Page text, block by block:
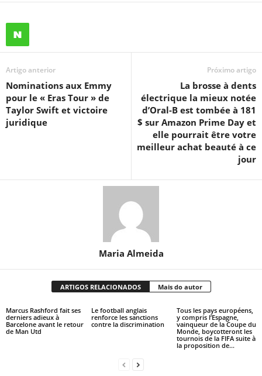
Artigo anterior
Nominations aux Emmy
pour le « Eras ​​Tour » de
Taylor Swift et victoire
juridique
Próximo artigo
La brosse à dents
électrique la mieux notée
d’Oral-B est tombée à 181
$ sur Amazon Prime Day et
elle pourrait être votre
meilleur achat beauté à ce
jour
Maria Almeida
ARTIGOS RELACIONADOS Mais do autor
Marcus Rashford fait ses
derniers adieux à
Barcelone avant le retour
de Man Utd
Le football anglais
renforce les sanctions
contre la discrimination
Tous les pays européens,
y compris l’Espagne,
vainqueur de la Coupe du
Monde, boycotteront les
tournois de la FIFA suite à
la proposition de...